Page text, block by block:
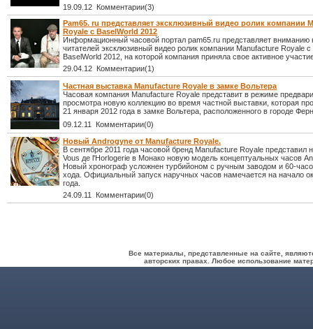
19.09.12 Комментарии(3)
Pam65. ru представляет эксклюзивный видео ролик компании
Royale с BaselWorld 2012
Информационный часовой портал pam65.ru представляет вниманию
читателей эксклюзивный видео ролик компании Manufacture Royale с
BaselWorld 2012, на которой компания приняла свое активное
29.04.12 Комментарии(1)
Частная выставка Manufacture Royale в замке Вольтера
Часовая компания Manufacture Royale представит в режиме
просмотра новую коллекцию во время частной выставки, которая
21 января 2012 года в замке Вольтера, расположенного в городе
09.12.11 Комментарии(0)
Новый Androgyne от Manufacture Royale.
В сентябре 2011 года часовой бренд Manufacture Royale представил
Vous де l'Horlogerie в Монако новую модель концептуальных часов
Новый хронограф усложнен турбийоном с ручным заводом и 60-
хода. Официальный запуск наручных часов намечается на начало
года.
24.09.11 Комментарии(0)
Все материалы, представленные на сайте,
авторских правах. Любое использование